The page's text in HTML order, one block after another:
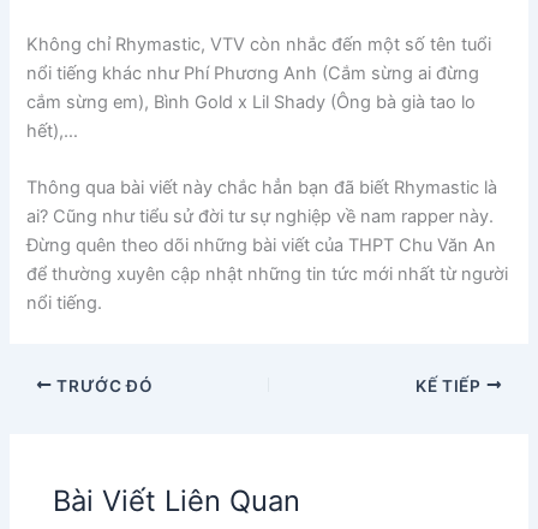
Không chỉ Rhymastic, VTV còn nhắc đến một số tên tuổi
nổi tiếng khác như Phí Phương Anh (Cắm sừng ai đừng
cắm sừng em), Bình Gold x Lil Shady (Ông bà già tao lo
hết),…
Thông qua bài viết này chắc hẳn bạn đã biết Rhymastic là
ai? Cũng như tiểu sử đời tư sự nghiệp về nam rapper này.
Đừng quên theo dõi những bài viết của THPT Chu Văn An
để thường xuyên cập nhật những tin tức mới nhất từ người
nổi tiếng.
TRƯỚC ĐÓ KẾ TIẾP
Bài Viết Liên Quan